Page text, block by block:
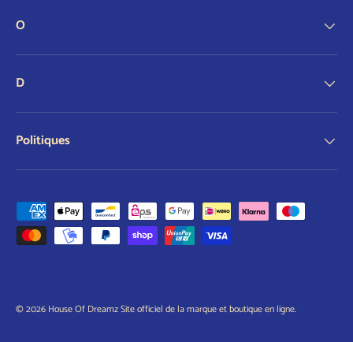
O
D
Politiques
Modes de paiement acceptés
© 2026 House Of Dreamz Site officiel de la marque et boutique en ligne.